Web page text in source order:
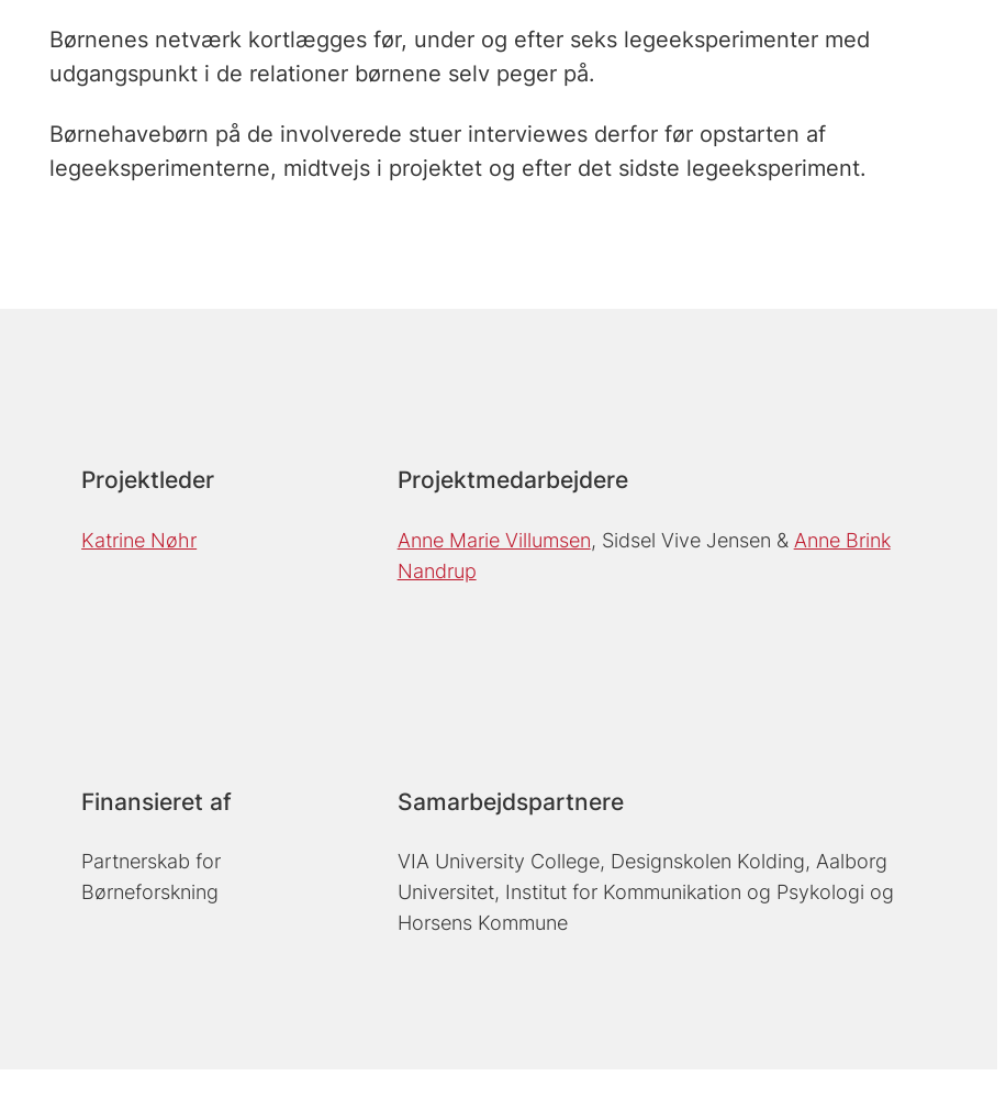
Børnenes netværk kortlægges før, under og efter seks legeeksperimenter med
udgangspunkt i de relationer børnene selv peger på.
Børnehavebørn på de involverede stuer interviewes derfor før opstarten af
legeeksperimenterne, midtvejs i projektet og efter det sidste legeeksperiment.
Projektleder
Katrine Nøhr
Projektmedarbejdere
Anne Marie Villumsen Sidsel Vive Jensen
Anne Brink
Nandrup
Finansieret af
Partnerskab for
Børneforskning
Samarbejdspartnere
VIA University College, Designskolen Kolding, Aalborg
Universitet, Institut for Kommunikation og Psykologi og
Horsens Kommune